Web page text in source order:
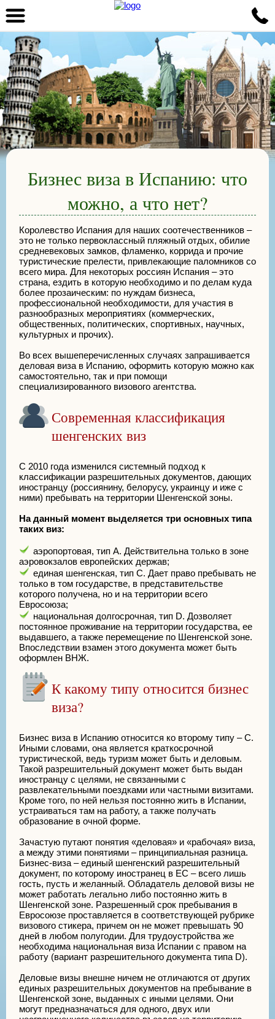
Бизнес виза в Испанию: что
можно, а что нет?
Королевство Испания для наших соотечественников –
это не только первоклассный пляжный отдых, обилие
средневековых замков, фламенко, коррида и прочие
туристические прелести, привлекающие паломников со
всего мира. Для некоторых россиян Испания – это
страна, ездить в которую необходимо и по делам куда
более прозаическим: по нуждам бизнеса,
профессиональной необходимости, для участия в
разнообразных мероприятиях (коммерческих,
общественных, политических, спортивных, научных,
культурных и прочих).
Во всех вышеперечисленных случаях запрашивается
деловая виза в Испанию, оформить которую можно как
самостоятельно, так и при помощи
специализированного визового агентства.
Современная классификация
шенгенских виз
С 2010 года изменился системный подход к
классификации разрешительных документов, дающих
иностранцу (россиянину, белорусу, украинцу и иже с
ними) пребывать на территории Шенгенской зоны.
На данный момент выделяется три основных типа
таких виз:
аэропортовая, тип А. Действительна только в зоне
аэровокзалов европейских держав;
единая шенгенская, тип С. Дает право пребывать не
только в том государстве, в представительстве
которого получена, но и на территории всего
Евросоюза;
национальная долгосрочная, тип D. Дозволяет
постоянное проживание на территории государства, ее
выдавшего, а также перемещение по Шенгенской зоне.
Впоследствии взамен этого документа может быть
оформлен ВНЖ.
К какому типу относится бизнес
виза?
Бизнес виза в Испанию относится ко второму типу – С.
Иными словами, она является краткосрочной
туристической, ведь туризм может быть и деловым.
Такой разрешительный документ может быть выдан
иностранцу с целями, не связанными с
развлекательными поездками или частными визитами.
Кроме того, по ней нельзя постоянно жить в Испании,
устраиваться там на работу, а также получать
образование в очной форме.
Зачастую путают понятия «деловая» и «рабочая» виза,
а между этими понятиями – принципиальная разница.
Бизнес-виза – единый шенгенский разрешительный
документ, по которому иностранец в ЕС – всего лишь
гость, пусть и желанный. Обладатель деловой визы не
может работать легально либо постоянно жить в
Шенгенской зоне. Разрешенный срок пребывания в
Евросоюзе проставляется в соответствующей рубрике
визового стикера, причем он не может превышать 90
дней в любом полугодии. Для трудоустройства же
необходима национальная виза Испании с правом на
работу (вариант разрешительного документа типа D).
Деловые визы внешне ничем не отличаются от других
единых разрешительных документов на пребывание в
Шенгенской зоне, выданных с иными целями. Они
могут предназначаться для одного, двух или